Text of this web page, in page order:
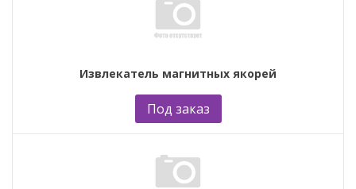
Извлекатель магнитных якорей
Под заказ